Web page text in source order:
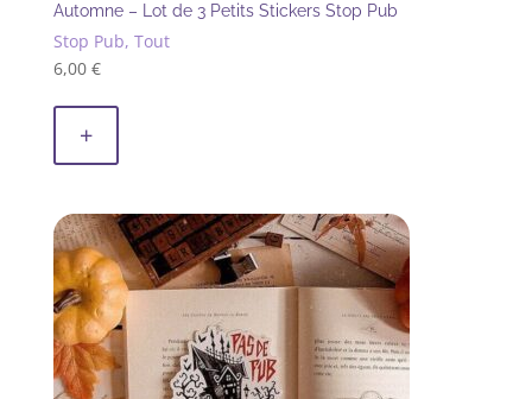
Automne – Lot de 3 Petits Stickers Stop Pub
Stop Pub, Tout
6,00 €
+